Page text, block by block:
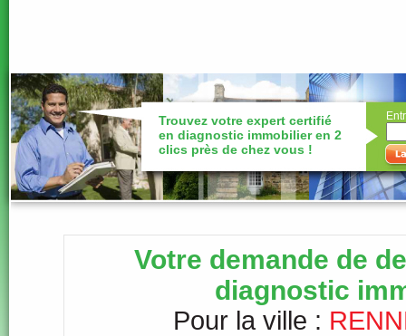
Trouvez votre expert certifié
en diagnostic immobilier en 2
clics près de chez vous !
Votre demande de
diagnostic
Pour la ville :